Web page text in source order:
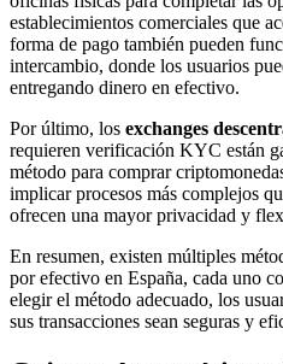
establecimientos comerciales que
forma de pago también pueden
intercambio, donde los usuarios
entregando dinero en efectivo.
Por último, los exchanges
requieren verificación KYC están
método para comprar
implicar procesos más complejos
ofrecen una mayor privacidad y
En resumen, existen múltiples
por efectivo en España, cada uno
elegir el método adecuado, los
sus transacciones sean seguras y